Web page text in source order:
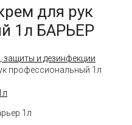
для рук
1л БАРЬЕР
защиты и дезинфекции
профессиональный 1л